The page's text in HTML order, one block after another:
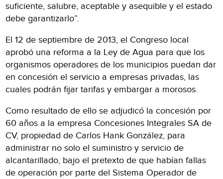
suficiente, salubre, aceptable y asequible y el estado
debe garantizarlo”.
El 12 de septiembre de 2013, el Congreso local
aprobó una reforma a la Ley de Agua para que los
organismos operadores de los municipios puedan dar
en concesión el servicio a empresas privadas, las
cuales podrán fijar tarifas y embargar a morosos.
Como resultado de ello se adjudicó la concesión por
60 años a la empresa Concesiones Integrales SA de
CV, propiedad de Carlos Hank González, para
administrar no solo el suministro y servicio de
alcantarillado, bajo el pretexto de que habían fallas
de operación por parte del Sistema Operador de